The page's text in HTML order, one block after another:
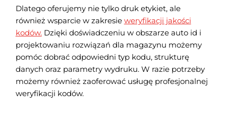
Dlatego oferujemy nie tylko druk etykiet, ale
również wsparcie w zakresie weryfikacji jakości
kodów.Dzięki doświadczeniu w obszarze auto id i
projektowaniu rozwiązań dla magazynu możemy
pomóc dobrać odpowiedni typ kodu, strukturę
danych oraz parametry wydruku. W razie potrzeby
możemy również zaoferować usługę profesjonalnej
weryfikacji kodów.